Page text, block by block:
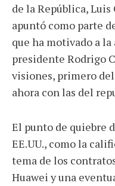
de la República,
apuntó como parte
que ha motivado a
presidente Rodrigo
visiones, primero
ahora con las del
El punto de quiebre
EE.UU., como la
tema de los
Huawei y una